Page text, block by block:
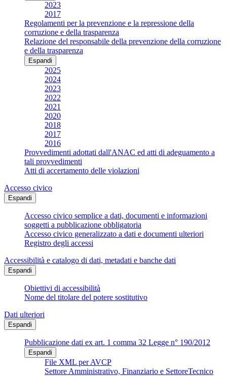
2023
2017
Regolamenti per la prevenzione e la repressione della
corruzione e della trasparenza
Relazione del responsabile della prevenzione della corruzione
e della trasparenza
Espandi
2025
2024
2023
2022
2021
2020
2018
2017
2016
Provvedimenti adottati dall'ANAC ed atti di adeguamento a
tali provvedimenti
Atti di accertamento delle violazioni
Accesso civico
Espandi
Accesso civico semplice a dati, documenti e informazioni
soggetti a pubblicazione obbligatoria
Accesso civico generalizzato a dati e documenti ulteriori
Registro degli accessi
Accessibilità e catalogo di dati, metadati e banche dati
Espandi
Obiettivi di accessibilità
Nome del titolare del potere sostitutivo
Dati ulteriori
Espandi
Pubblicazione dati ex art. 1 comma 32 Legge n° 190/2012
Espandi
File XML per AVCP
Settore Amministrativo, Finanziario e SettoreTecnico